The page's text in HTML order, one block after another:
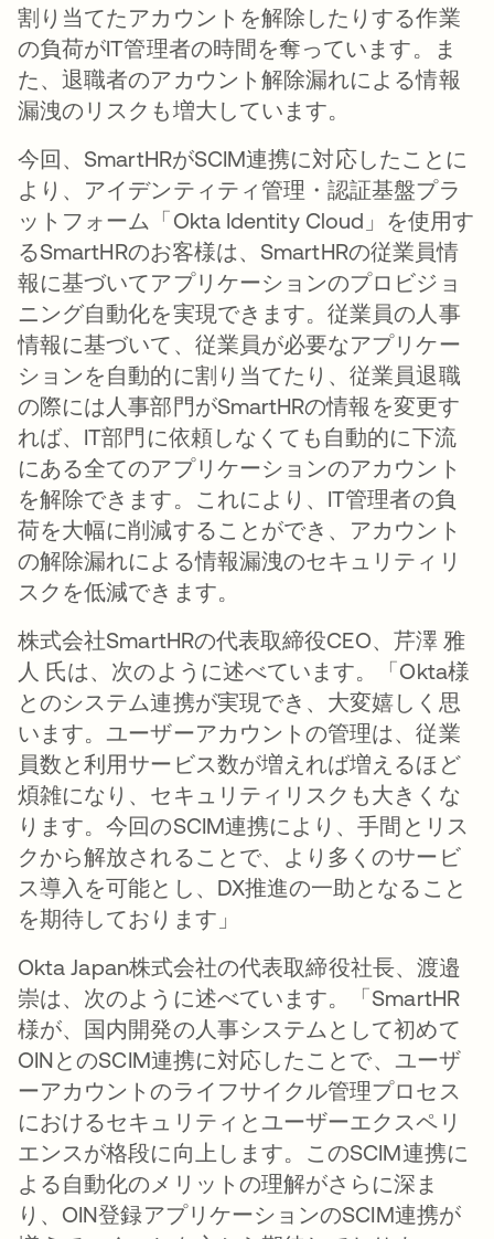
割り当てたアカウントを解除したりする作業
の負荷がIT管理者の時間を奪っています。ま
た、退職者のアカウント解除漏れによる情報
漏洩のリスクも増大しています。
今回、SmartHRがSCIM連携に対応したことに
より、アイデンティティ管理・認証基盤プラ
ットフォーム「Okta Identity Cloud」を使用す
るSmartHRのお客様は、SmartHRの従業員情
報に基づいてアプリケーションのプロビジョ
ニング自動化を実現できます。従業員の人事
情報に基づいて、従業員が必要なアプリケー
ションを自動的に割り当てたり、従業員退職
の際には人事部門がSmartHRの情報を変更す
れば、IT部門に依頼しなくても自動的に下流
にある全てのアプリケーションのアカウント
を解除できます。これにより、IT管理者の負
荷を大幅に削減することができ、アカウント
の解除漏れによる情報漏洩のセキュリティリ
スクを低減できます。
株式会社SmartHRの代表取締役CEO、芹澤 雅
人 氏は、次のように述べています。「Okta様
とのシステム連携が実現でき、大変嬉しく思
います。ユーザーアカウントの管理は、従業
員数と利用サービス数が増えれば増えるほど
煩雑になり、セキュリティリスクも大きくな
ります。今回のSCIM連携により、手間とリス
クから解放されることで、より多くのサービ
ス導入を可能とし、DX推進の一助となること
を期待しております」
Okta Japan株式会社の代表取締役社長、渡邉
崇は、次のように述べています。「SmartHR
様が、国内開発の人事システムとして初めて
OINとのSCIM連携に対応したことで、ユーザ
ーアカウントのライフサイクル管理プロセス
におけるセキュリティとユーザーエクスペリ
エンスが格段に向上します。このSCIM連携に
よる自動化のメリットの理解がさらに深ま
り、OIN登録アプリケーションのSCIM連携が